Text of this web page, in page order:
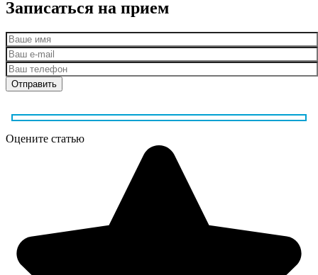
Записаться на прием
Оцените статью